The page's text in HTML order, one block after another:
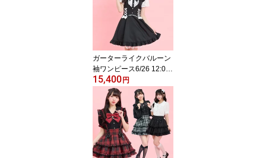
コーデ 参戦服 レディ
ース ガーリー ワン
ピ 半袖 ピンク 黒
ブラック
ガーターライクバルーン
袖ワンピース6/26 12:00
販売スタートsecrethone
y シークレットハニ
ー シーハニ 量産型
地雷系 参戦服 レディ
ース ワンピ 可愛い
ワイン ブラック 黒
15,400円